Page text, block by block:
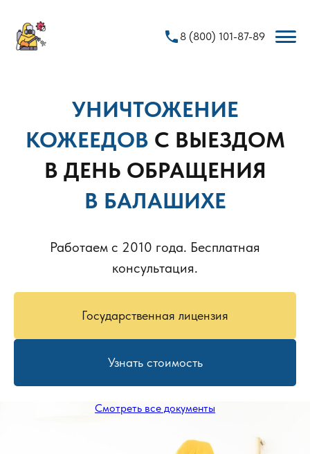
phone 8 (800) 101-87-89
УНИЧТОЖЕНИЕ
КОЖЕЕДОВ С ВЫЕЗДОМ
В ДЕНЬ ОБРАЩЕНИЯ
В БАЛАШИХЕ
Работаем с 2010 года. Бесплатная
консультация.
Государственная лицензия
Узнать стоимость
Смотреть все документы